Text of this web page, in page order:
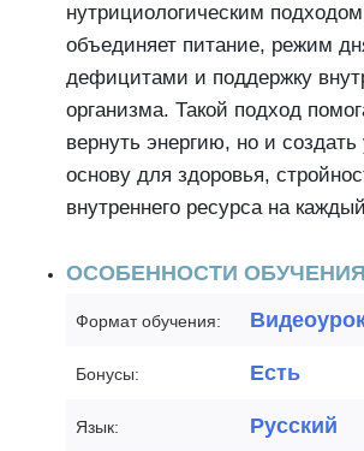
нутрициологическим
объединяет питание, режим
дефицитами и поддержку
организма. Такой подход
вернуть энергию, но и
основу для здоровья,
внутреннего ресурса на
ОСОБЕННОСТИ ОБУЧЕНИЯ
Формат обучения:
Бонусы: Есть
Язык: Русский